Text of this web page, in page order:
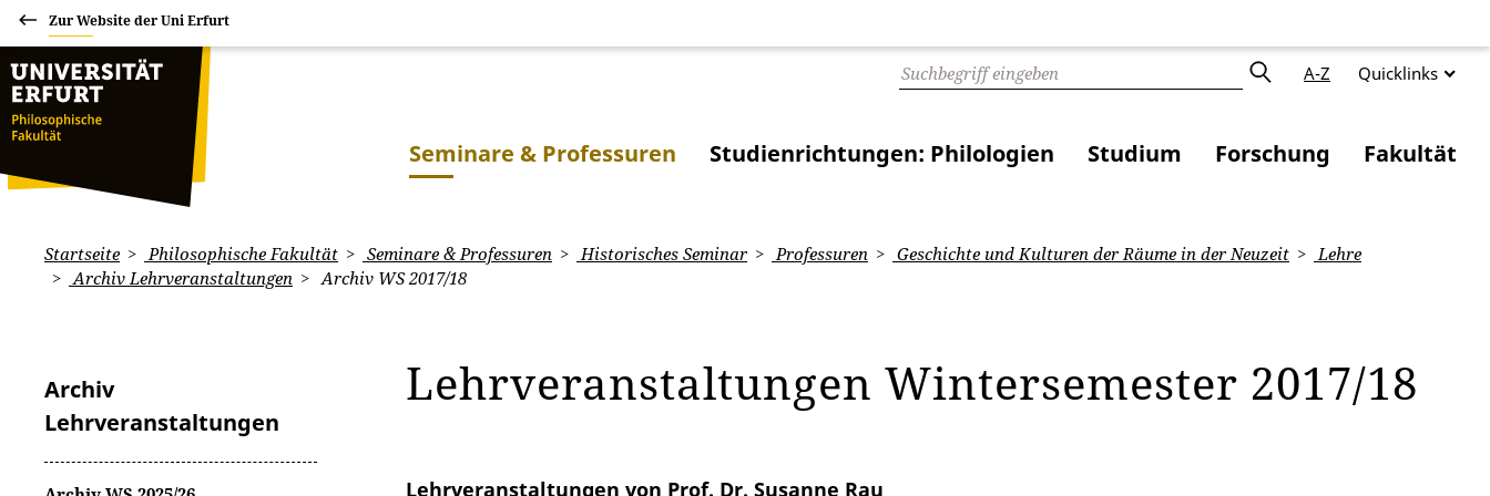
Zur Website der Uni Erfurt
A-Z Quicklinks
Seminare & Professuren Studienrichtungen: Philologien Studium Forschung Fakultät
Startseite Philosophische Fakultät Seminare & Professuren Historisches Seminar Professuren Geschichte und Kulturen der Räume in der Neuzeit
Lehre
Archiv Lehrveranstaltungen
Archiv WS 2017/18
Archiv
Lehrveranstaltungen
Lehrveranstaltungen Wintersemester 2017/18
Lehrveranstaltungen von Prof. Dr. Susanne Rau